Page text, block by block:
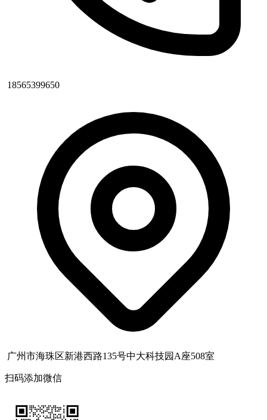
18565399650
广州市海珠区新港西路135号中大科技园A座508室
扫码添加微信